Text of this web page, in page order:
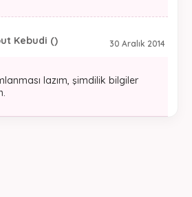
30 Aralık 2014
Kebudi ()
lazım, şimdilik bilgiler